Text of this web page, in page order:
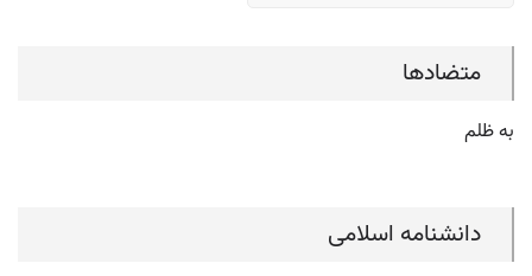
متضادها
به ظلم
دانشنامه اسلامی